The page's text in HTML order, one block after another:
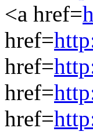
<a href=
href=
href=
href=
href=